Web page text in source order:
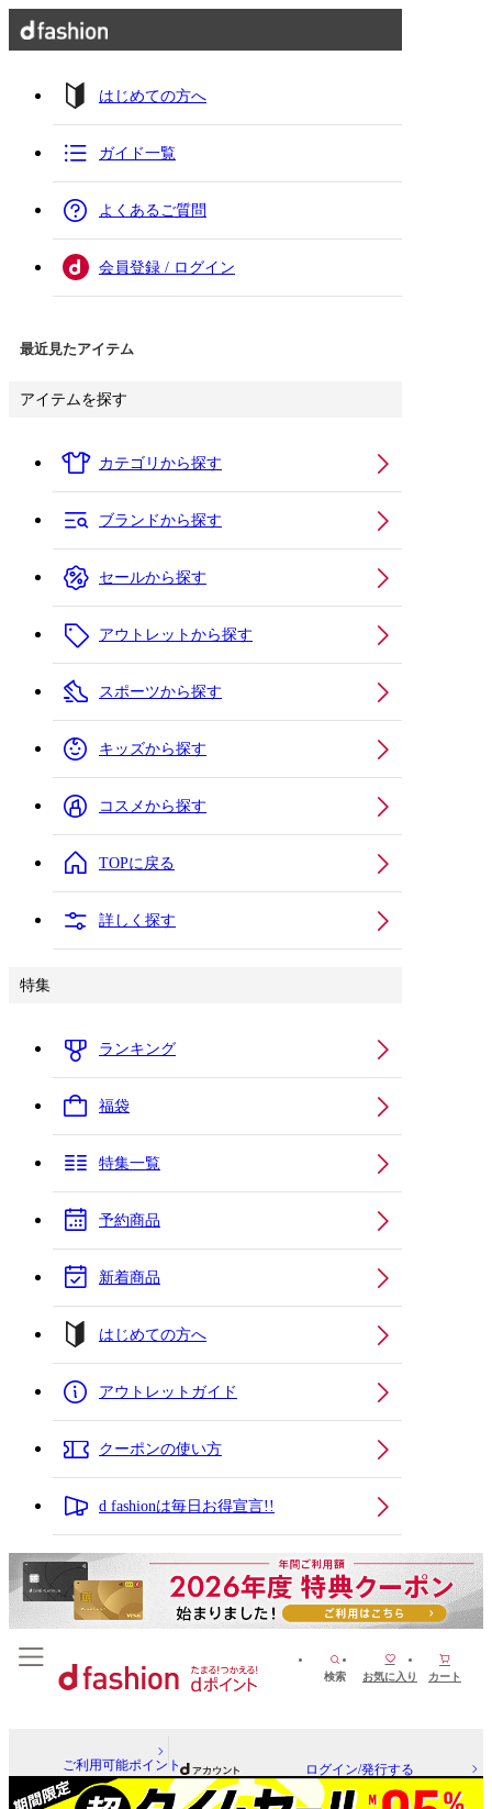
はじめての方へ
ガイド一覧
よくあるご質問
会員登録 / ログイン
最近見たアイテム
アイテムを探す
カテゴリから探す
ブランドから探す
セールから探す
アウトレットから探す
スポーツから探す
キッズから探す
コスメから探す
TOPに戻る
詳しく探す
特集
ランキング
福袋
特集一覧
予約商品
新着商品
はじめての方へ
アウトレットガイド
クーポンの使い方
d fashionは毎日お得宣言!!
検索 お気に入り カート
ご利用可能ポイント ログイン/発行する